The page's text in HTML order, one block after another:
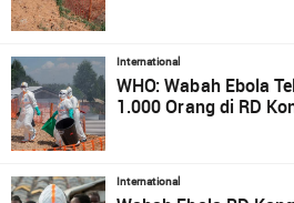
International
WHO: Wabah Ebola
1.000 Orang di RD
International